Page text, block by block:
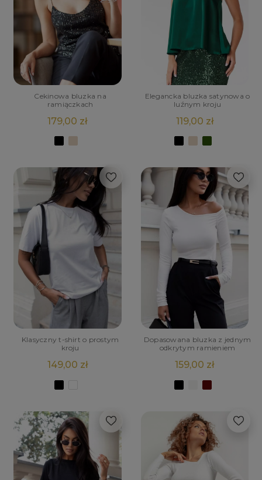
Cekinowa bluzka na
ramiączkach
179,00 zł
Elegancka bluzka satynowa o
luźnym kroju
119,00 zł
Klasyczny t-shirt o prostym
kroju
149,00 zł
Dopasowana bluzka z jednym
odkrytym ramieniem
159,00 zł